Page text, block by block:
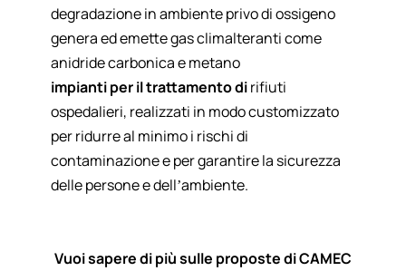
degradazione in ambiente privo di ossigeno
genera ed emette gas climalteranti come
anidride carbonica e metano
impianti per il trattamento dirifiuti
ospedalieri, realizzati in modo customizzato
per ridurre al minimo i rischi di
contaminazione e per garantire la sicurezza
delle persone e dell’ambiente.
Vuoi sapere di più sulle proposte di CAMEC